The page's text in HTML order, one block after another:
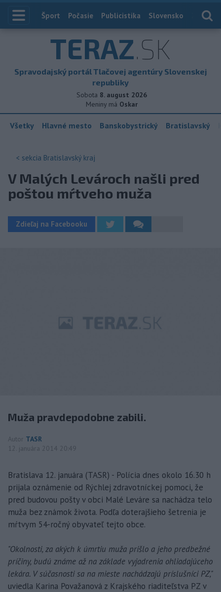
Index
Šport Počasie Publicistika Slovensko
TERAZ.SK
Spravodajský portál Tlačovej agentúry Slovenskej
republiky
Sobota 8. august 2026
Meniny má Oskar
Všetky Hlavné mesto Banskobystrický Bratislavský
< sekcia Bratislavský kraj
V Malých Levároch našli pred
poštou mŕtveho muža
Zdieľaj na Facebooku
Muža pravdepodobne zabili.
Autor TASR
12. januára 2014 20:49
Bratislava 12. januára (TASR) - Polícia dnes okolo 16.30 h
prijala oznámenie od Rýchlej zdravotníckej pomoci, že
pred budovou pošty v obci Malé Leváre sa nachádza telo
muža bez známok života. Podľa doterajšieho šetrenia je
mŕtvym 54-ročný obyvateľ tejto obce.
"Okolnosti, za akých k úmrtiu muža prišlo a jeho predbežné
príčiny, budú známe až na základe vyjadrenia ohliadajúceho
lekára. V súčasnosti sa na mieste nachádzajú príslušníci PZ,"
uviedla Karina Považanová z Krajského riaditeľstva PZ v